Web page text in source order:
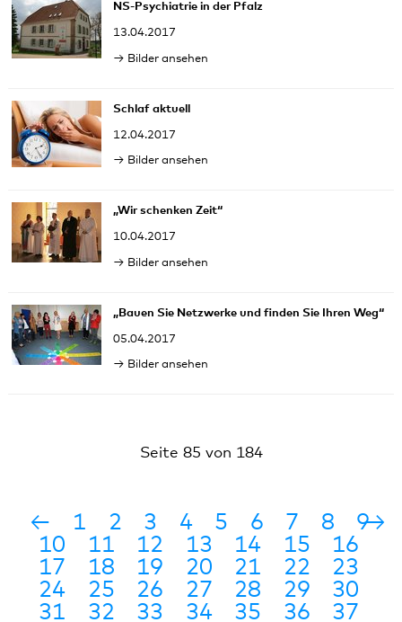
NS-Psychiatrie in der Pfalz
13.04.2017
Bilder ansehen
Schlaf aktuell
12.04.2017
Bilder ansehen
„Wir schenken Zeit“
10.04.2017
Bilder ansehen
„Bauen Sie Netzwerke und finden Sie Ihren Weg“
05.04.2017
Bilder ansehen
Seite 85 von 184
← 1 2 3 4 5 6 7 8
9
10
11 12 13 14 15
16
17
18 19 20 21 22
23
24
25 26 27 28 29
30
31
32 33 34 35 36
37
→